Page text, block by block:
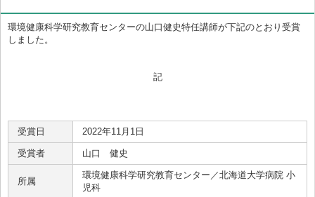
環境健康科学研究教育センターの山口健史特任講師が下記のとおり受賞
しました。
記
受賞日 2022年11月1日
受賞者 山口 健史
所属
環境健康科学研究教育センター／北海道大学病院 小
児科